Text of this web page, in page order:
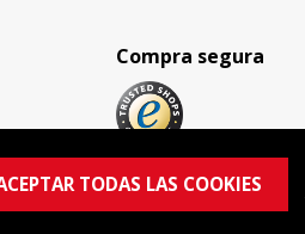
Compra segura
TODAS LAS COOKIES